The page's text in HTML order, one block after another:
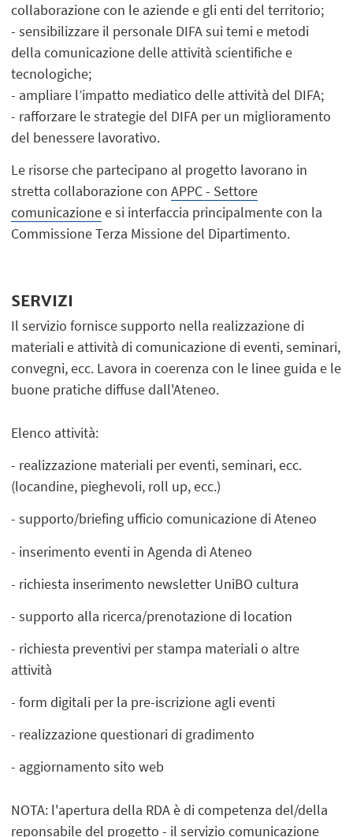
collaborazione con le aziende e gli enti del territorio;
- sensibilizzare il personale DIFA sui temi e metodi
della comunicazione delle attività scientifiche e
tecnologiche;
- ampliare l’impatto mediatico delle attività del DIFA;
- rafforzare le strategie del DIFA per un miglioramento
del benessere lavorativo.
Le risorse che partecipano al progetto lavorano in
stretta collaborazione conAPPC - Settore
comunicazionee si interfaccia principalmente con la
Commissione Terza Missione del Dipartimento.
SERVIZI
Il servizio fornisce supporto nella realizzazione di
materiali e attività di comunicazione di eventi, seminari,
convegni, ecc. Lavora in coerenza con le linee guida e le
buone pratiche diffuse dall'Ateneo.
Elenco attività:
- realizzazione materiali per eventi, seminari, ecc.
(locandine, pieghevoli, roll up, ecc.)
- supporto/briefing ufficio comunicazione di Ateneo
- inserimento eventi in Agenda di Ateneo
- richiesta inserimento newsletter UniBO cultura
- supporto alla ricerca/prenotazione di location
- richiesta preventivi per stampa materiali o altre
attività
- form digitali per la pre-iscrizione agli eventi
- realizzazione questionari di gradimento
- aggiornamento sito web
NOTA: l'apertura della RDA è di competenza del/della
reponsabile del progetto - il servizio comunicazione